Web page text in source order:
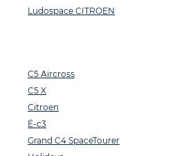
Ludospace CITROEN
C5 Aircross
C5 X
Citroen
Ë-c3
Grand C4 SpaceTourer